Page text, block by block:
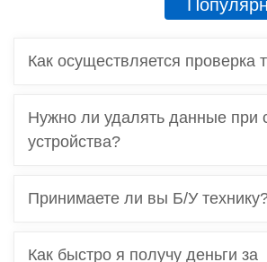
Как осуществляется проверка
Нужно ли удалять данные при
устройства?
Принимаете ли вы Б/У
Как быстро я получу деньги за